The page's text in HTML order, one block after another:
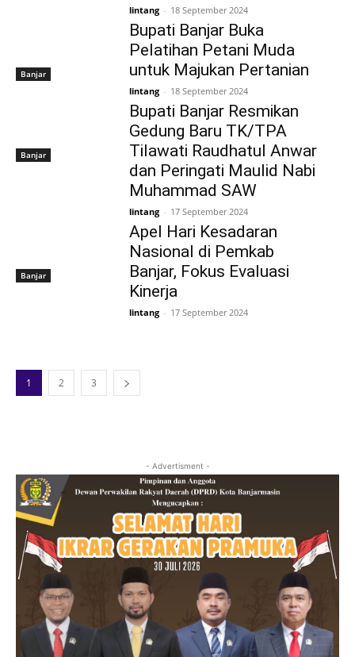
lintang - 18 September 2024
Banjar
Bupati Banjar Buka
Pelatihan Petani Muda
untuk Majukan Pertanian
lintang - 18 September 2024
Banjar
Bupati Banjar Resmikan
Gedung Baru TK/TPA
Tilawati Raudhatul Anwar
dan Peringati Maulid Nabi
Muhammad SAW
lintang - 17 September 2024
Banjar
Apel Hari Kesadaran
Nasional di Pemkab
Banjar, Fokus Evaluasi
Kinerja
lintang - 17 September 2024
1 2 3
- Advertisment -